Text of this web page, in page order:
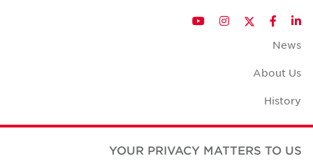
LinkedIn
Facebook
Twitter
Instagram
YouTube
News
About Us
History
Case Studies
Office Space Calculator
YOUR PRIVACY MATTERS TO US